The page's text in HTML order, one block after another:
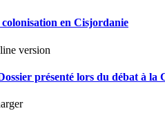
en Cisjordanie
version
présenté lors du débat à la